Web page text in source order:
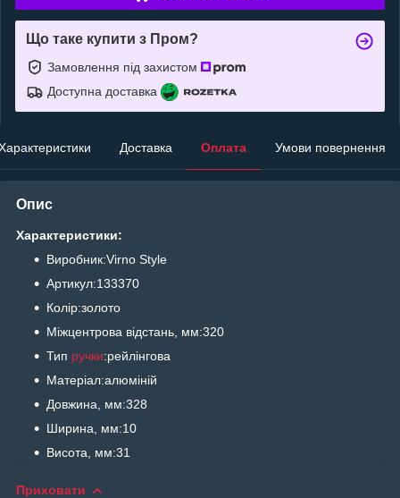
Що таке купити з Пром?
Замовлення під захистом
Доступна доставка
Доставка Оплата Умови повернення
Опис
Характеристики:
Виробник:Virno Style
Артикул:133370
Колір:золото
Міжцентрова відстань, мм:320
Тип ручки:рейлінгова
Матеріал:алюміній
Довжина, мм:328
Ширина, мм:10
Висота, мм:31
Приховати